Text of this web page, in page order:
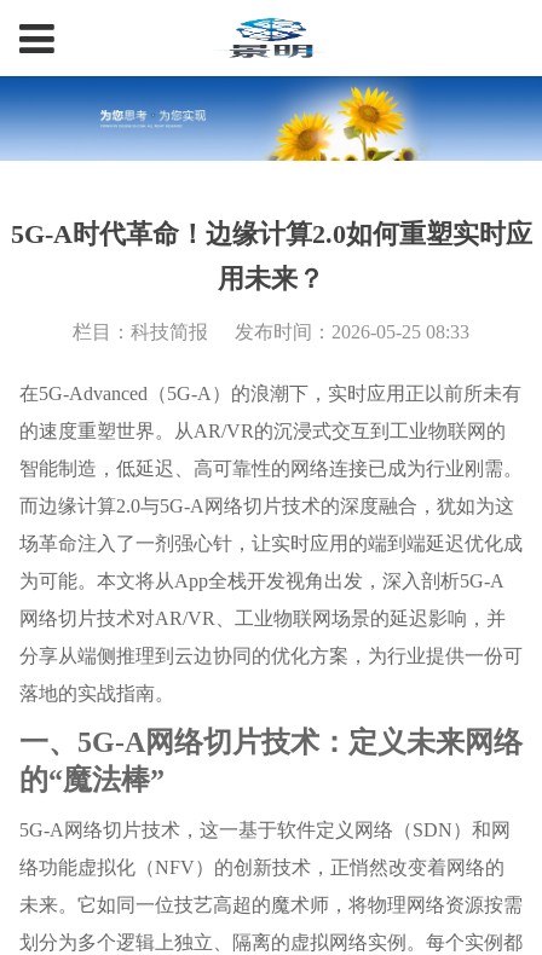
5G-A时代革命！边缘计算2.0如何重塑实时应
用未来？
栏目：科技简报 发布时间：2026-05-25 08:33
在5G-Advanced（5G-A）的浪潮下，实时应用正以前所未有
的速度重塑世界。从AR/VR的沉浸式交互到工业物联网的
智能制造，低延迟、高可靠性的网络连接已成为行业刚需。
而边缘计算2.0与5G-A网络切片技术的深度融合，犹如为这
场革命注入了一剂强心针，让实时应用的端到端延迟优化成
为可能。本文将从App全栈开发视角出发，深入剖析5G-A
网络切片技术对AR/VR、工业物联网场景的延迟影响，并
分享从端侧推理到云边协同的优化方案，为行业提供一份可
落地的实战指南。
一、5G-A网络切片技术：定义未来网络
的“魔法棒”
5G-A网络切片技术，这一基于软件定义网络（SDN）和网
络功能虚拟化（NFV）的创新技术，正悄然改变着网络的
未来。它如同一位技艺高超的魔术师，将物理网络资源按需
划分为多个逻辑上独立、隔离的虚拟网络实例。每个实例都